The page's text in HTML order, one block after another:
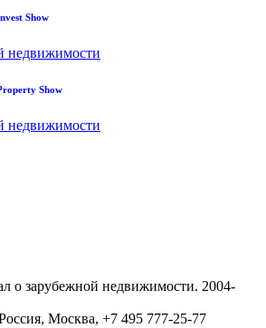
Show
недвижимости
Show
недвижимости
о зарубежной недвижимости. 2004-
Москва, +7 495 777-25-77